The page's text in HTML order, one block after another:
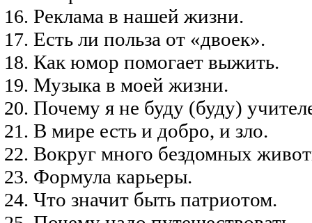
Реклама в нашей жизни.
Есть ли польза от «двоек».
Как юмор помогает выжить.
Музыка в моей жизни.
Почему я не буду (буду)
В мире есть и добро, и зло.
Вокруг много бездомных
Формула карьеры.
Что значит быть патриотом.